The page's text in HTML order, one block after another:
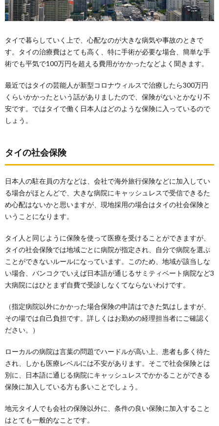
タイで暮らしていく上で、心配なのが大きな病気や事故のときで
す。タイの治療費はとても高く、特に手術が必要な場合、簡単な手
術でも平気で100万円を超える費用がかかったなどよく聞きます。
最近ではタイの芸能人が新型コロナウィルスで治療したら300万円
くらいかかったという話がありましたので、保険がないとかなり不
安です。ではタイで働く日本人はどのような保険に入っているので
しょう。
タイの社会保険
日本人の駐在員の方などは、会社で海外旅行保険などに加入してい
る場合がほとんどで、大きな病院にキャッシュレスで受信できるた
め心配はないかと思いますが、現地採用の場合はタイの社会保険と
いうことになります。
タイ人と同じように保険を使って医療を受けることができますが、
タイの社会保険では地域ごとに病院が指定され、自分で病院を選ぶ
ことができないルールになっています。このため、地域が該当しな
い場合、バンコクでいえば日本語が通じるサミティベート病院など3
大病院にはひとまず自費で受診しなくてならないわけです。
（指定病院以外にかかった場合保険の申請はできた気はしますが、
その場では自己負担です。詳しくはお勤めの経理担当者にご確認く
ださい。）
ローカルの病院は言葉の問題でハードルが高い上、患者も多く待た
され、しかも医療レベルには不安があります。そこで社会保険とは
別に、日本語に通じる病院にキャッシュレスでかかることができる
保険に加入している方も多いことでしょう。
地元タイ人でも会社の保険以外に、条件の良い保険に加入すること
はとても一般的なことです。